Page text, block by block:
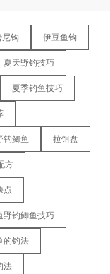
钩 伊豆鱼钩
夏天野钓技巧
夏季钓鱼技巧
钓鲫鱼 拉饵盘
方
点
野钓鲫鱼技巧
的钓法
法